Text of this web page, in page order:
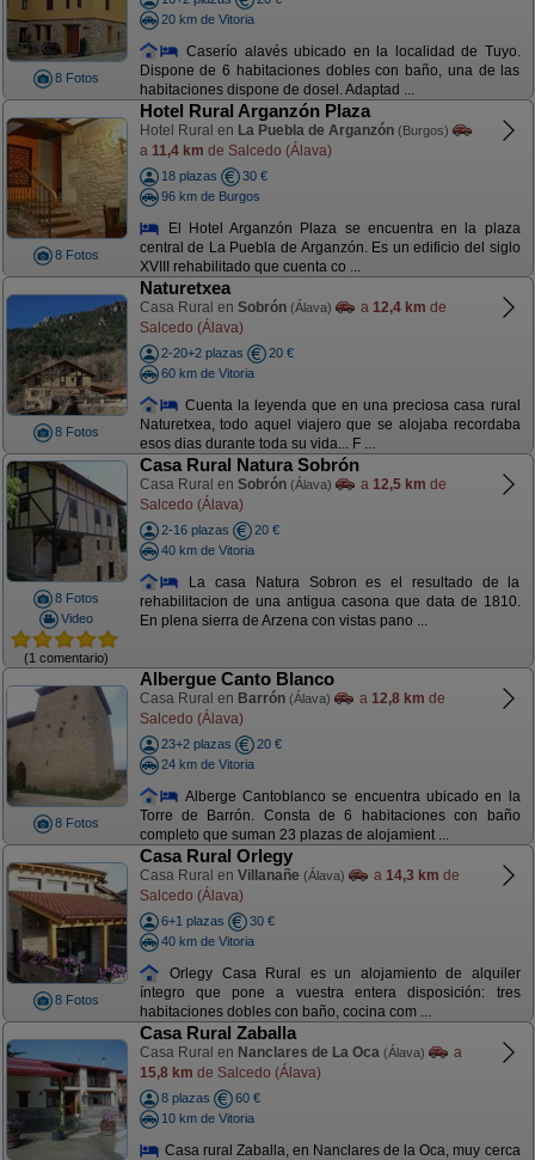
8 Fotos
20 km de Vitoria
Caserío alavés ubicado en la localidad de Tuyo.
Dispone de 6 habitaciones dobles con baño, una de las
habitaciones dispone de dosel. Adaptad ...
8 Fotos
Hotel Rural Arganzón Plaza
Hotel Rural en La Puebla de Arganzón (Burgos)
a 11,4 km de Salcedo (Álava)
18 plazas
30 €
96 km de Burgos
El Hotel Arganzón Plaza se encuentra en la plaza
central de La Puebla de Arganzón. Es un edificio del siglo
XVIII rehabilitado que cuenta co ...
8 Fotos
Naturetxea
Casa Rural en Sobrón (Álava) a 12,4 km de
Salcedo (Álava)
2-20+2 plazas
20 €
60 km de Vitoria
Cuenta la leyenda que en una preciosa casa rural
Naturetxea, todo aquel viajero que se alojaba recordaba
esos dias durante toda su vida... F ...
8 Fotos
Video
(1 comentario)
Casa Rural Natura Sobrón
Casa Rural en Sobrón (Álava) a 12,5 km de
Salcedo (Álava)
2-16 plazas
20 €
40 km de Vitoria
La casa Natura Sobron es el resultado de la
rehabilitacion de una antigua casona que data de 1810.
En plena sierra de Arzena con vistas pano ...
8 Fotos
Albergue Canto Blanco
Casa Rural en Barrón (Álava) a 12,8 km de
Salcedo (Álava)
23+2 plazas
20 €
24 km de Vitoria
Alberge Cantoblanco se encuentra ubicado en la
Torre de Barrón. Consta de 6 habitaciones con baño
completo que suman 23 plazas de alojamient ...
8 Fotos
Casa Rural Orlegy
Casa Rural en Villanañe (Álava) a 14,3 km de
Salcedo (Álava)
6+1 plazas
30 €
40 km de Vitoria
Orlegy Casa Rural es un alojamiento de alquiler
íntegro que pone a vuestra entera disposición: tres
habitaciones dobles con baño, cocina com ...
Casa Rural Zaballa
Casa Rural en Nanclares de La Oca (Álava)
a
15,8 km de Salcedo (Álava)
8 plazas
60 €
10 km de Vitoria
Casa rural Zaballa, en Nanclares de la Oca, muy cerca